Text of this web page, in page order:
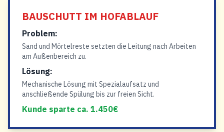
BAUSCHUTT IM HOFABLAUF
Problem:
Sand und Mörtelreste setzten die Leitung nach Arbeiten
am Außenbereich zu.
Lösung:
Mechanische Lösung mit Spezialaufsatz und
anschließende Spülung bis zur freien Sicht.
Kunde sparte ca. 1.450€